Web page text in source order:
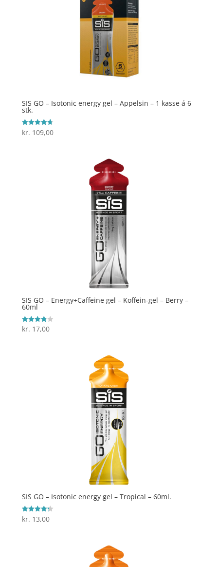
SIS GO – Isotonic energy gel – Appelsin – 1 kasse á 6
stk.
Vurderet
4.7
kr. 109,00
SIS GO – Energy+Caffeine gel – Koffein-gel – Berry –
60ml
Vurderet
3.9
kr. 17,00
SIS GO – Isotonic energy gel – Tropical – 60ml.
Vurderet
4.3
kr. 13,00